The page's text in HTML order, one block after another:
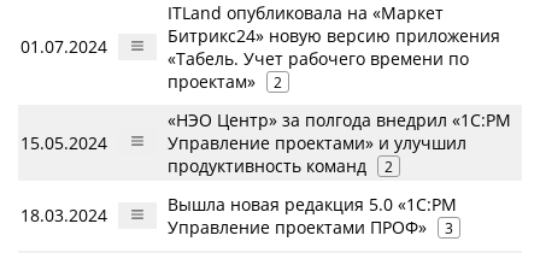
01.07.2024
ITLand опубликовала на «Маркет
Битрикс24» новую версию приложения
«Табель. Учет рабочего времени по
проектам»
2
15.05.2024
«НЭО Центр» за полгода внедрил «1С:PM
Управление проектами» и улучшил
продуктивность команд
2
18.03.2024
Вышла новая редакция 5.0 «1С:PM
Управление проектами ПРОФ»
3